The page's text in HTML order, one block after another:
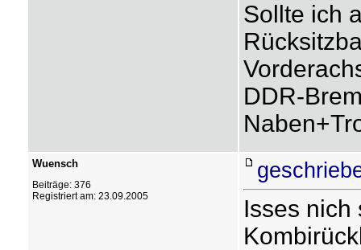
Sollte ich
DDR-
Wuensch
Beiträge: 376
Registriert am: 23.09.2005
Isses nich